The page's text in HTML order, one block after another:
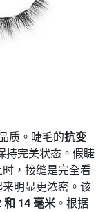
质。睫毛的抗变
持完美状态。假睫
，接缝是完全看
明显更浓密。该
和 14 毫米。根据